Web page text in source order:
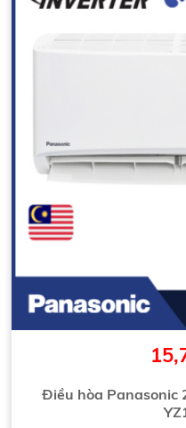
Điều hòa Panasonic